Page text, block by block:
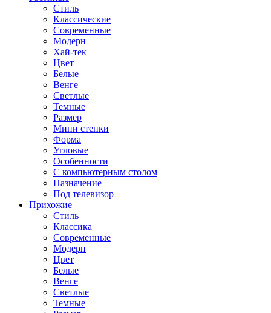
Стиль
Классические
Современные
Модерн
Хай-тек
Цвет
Белые
Венге
Светлые
Темные
Размер
Мини стенки
Форма
Угловые
Особенности
С компьютерным столом
Назначение
Под телевизор
Прихожие
Стиль
Классика
Современные
Модерн
Цвет
Белые
Венге
Светлые
Темные